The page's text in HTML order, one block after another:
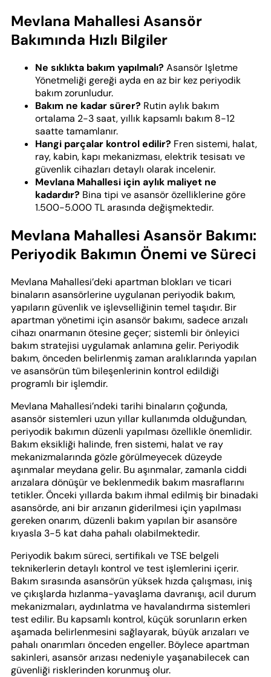
Mevlana Mahallesi Asansör
Bakımında Hızlı Bilgiler
Ne sıklıkta bakım yapılmalı? Asansör Işletme
Yönetmeliği gereği ayda en az bir kez periyodik
bakım zorunludur.
Bakım ne kadar sürer? Rutin aylık bakım
ortalama 2-3 saat, yıllık kapsamlı bakım 8-12
saatte tamamlanır.
Hangi parçalar kontrol edilir? Fren sistemi, halat,
ray, kabin, kapı mekanizması, elektrik tesisatı ve
güvenlik cihazları detaylı olarak incelenir.
Mevlana Mahallesi için aylık maliyet ne
kadardır? Bina tipi ve asansör özelliklerine göre
1.500-5.000 TL arasında değişmektedir.
Mevlana Mahallesi Asansör Bakımı:
Periyodik Bakımın Önemi ve Süreci
Mevlana Mahallesi’deki apartman blokları ve ticari
binaların asansörlerine uygulanan periyodik bakım,
yapıların güvenlik ve işlevselliğinin temel taşıdır. Bir
apartman yönetimi için asansör bakımı, sadece arızalı
cihazı onarmanın ötesine geçer; sistemli bir önleyici
bakım stratejisi uygulamak anlamına gelir. Periyodik
bakım, önceden belirlenmiş zaman aralıklarında yapılan
ve asansörün tüm bileşenlerinin kontrol edildiği
programlı bir işlemdir.
Mevlana Mahallesi’ndeki tarihi binaların çoğunda,
asansör sistemleri uzun yıllar kullanımda olduğundan,
periyodik bakımın düzenli yapılması özellikle önemlidir.
Bakım eksikliği halinde, fren sistemi, halat ve ray
mekanizmalarında gözle görülmeyecek düzeyde
aşınmalar meydana gelir. Bu aşınmalar, zamanla ciddi
arızalara dönüşür ve beklenmedik bakım masraflarını
tetikler. Önceki yıllarda bakım ihmal edilmiş bir binadaki
asansörde, ani bir arızanın giderilmesi için yapılması
gereken onarım, düzenli bakım yapılan bir asansöre
kıyasla 3-5 kat daha pahalı olabilmektedir.
Periyodik bakım süreci, sertifikalı ve TSE belgeli
teknikerlerin detaylı kontrol ve test işlemlerini içerir.
Bakım sırasında asansörün yüksek hızda çalışması, iniş
ve çıkışlarda hızlanma-yavaşlama davranışı, acil durum
mekanizmaları, aydınlatma ve havalandırma sistemleri
test edilir. Bu kapsamlı kontrol, küçük sorunların erken
aşamada belirlenmesini sağlayarak, büyük arızaları ve
pahalı onarımları önceden engeller. Böylece apartman
sakinleri, asansör arızası nedeniyle yaşanabilecek can
güvenliği risklerinden korunmuş olur.